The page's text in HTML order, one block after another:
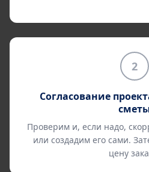
2
Согласование
Проверим и, если надо,
или создадим его сами.
цену